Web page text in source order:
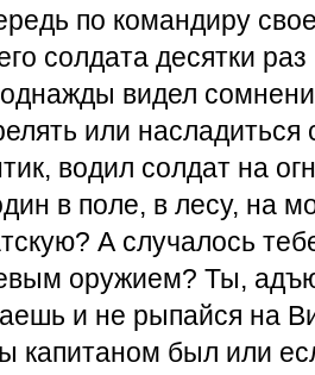
по командиру
солдата десятки
видел
или
водил солдат на
в поле, в лесу, на
А случалось
оружием? Ты,
и не рыпайся на
капитаном был или